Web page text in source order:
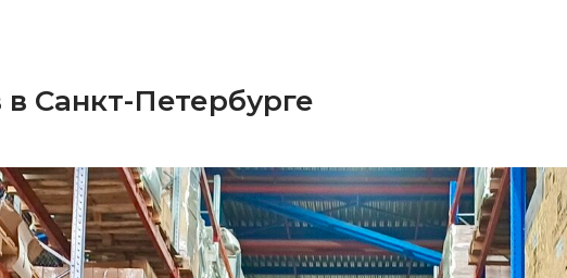
Санкт-Петербурге